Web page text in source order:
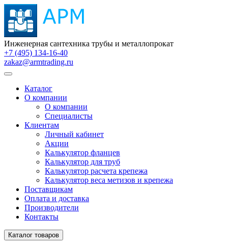
Инженерная сантехника трубы и металлопрокат
+7 (495) 134-16-40
zakaz@armtrading.ru
Каталог
О компании
О компании
Специалисты
Клиентам
Личный кабинет
Акции
Калькулятор фланцев
Калькулятор для труб
Калькулятор расчета крепежа
Калькулятор веса метизов и крепежа
Поставщикам
Оплата и доставка
Производители
Контакты
Каталог товаров